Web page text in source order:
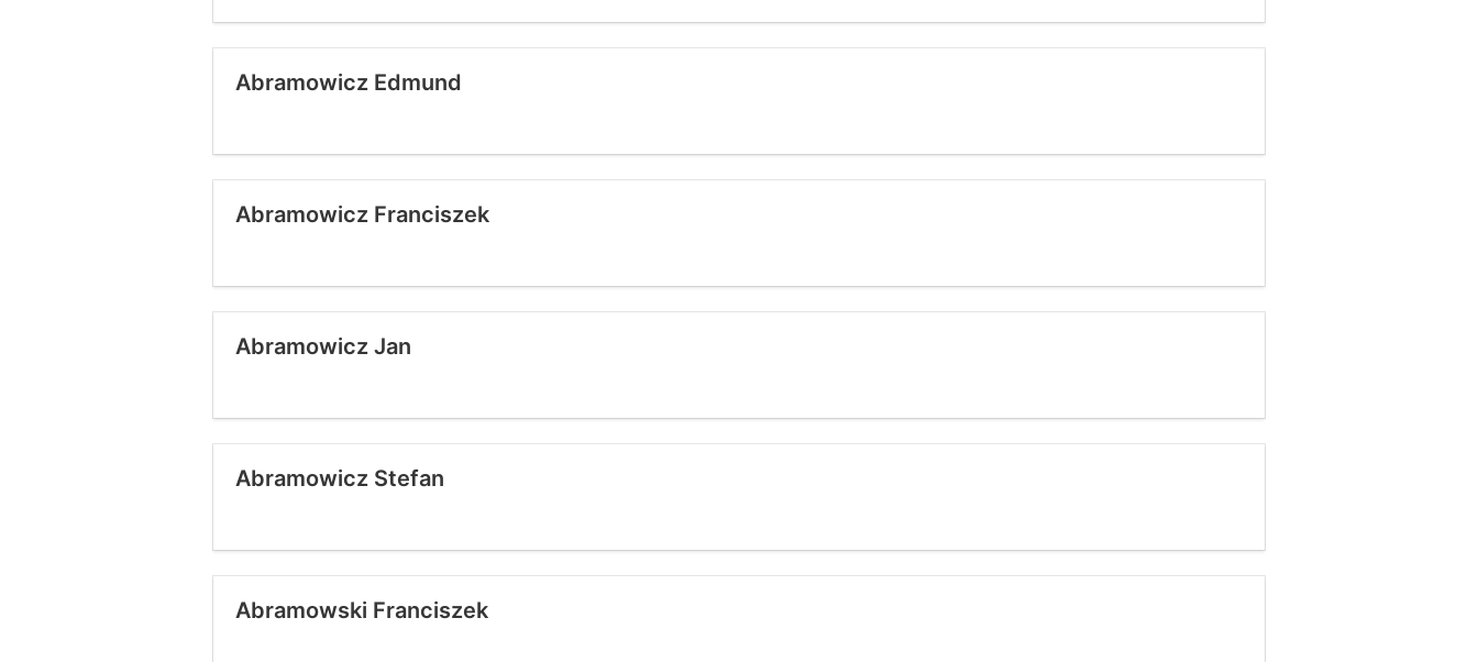
Abramowicz Edmund
Abramowicz Franciszek
Abramowicz Jan
Abramowicz Stefan
Abramowski Franciszek